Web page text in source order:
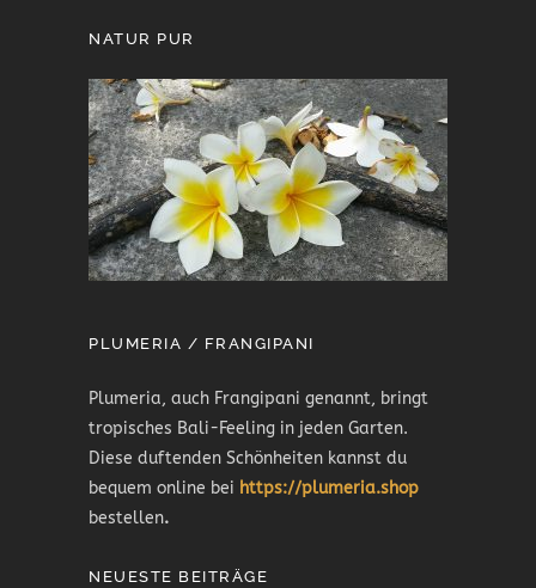
NATUR PUR
PLUMERIA / FRANGIPANI
Plumeria, auch Frangipani genannt, bringt
tropisches Bali-Feeling in jeden Garten.
Diese duftenden Schönheiten kannst du
bequem online bei https://plumeria.shop
bestellen.
NEUESTE BEITRÄGE